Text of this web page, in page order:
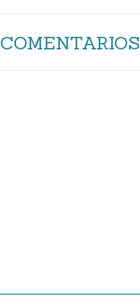
COMENTARIOS